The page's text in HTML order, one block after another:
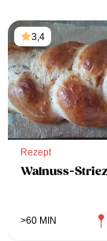
3,4
Rezept
Walnuss-
>60 MIN